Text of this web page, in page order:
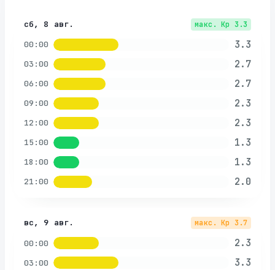
сб, 8 авг. макс. Kp 3.3
00:00 3.3
03:00 2.7
06:00 2.7
09:00 2.3
12:00 2.3
15:00 1.3
18:00 1.3
21:00 2.0
вс, 9 авг. макс. Kp 3.7
00:00 2.3
03:00 3.3